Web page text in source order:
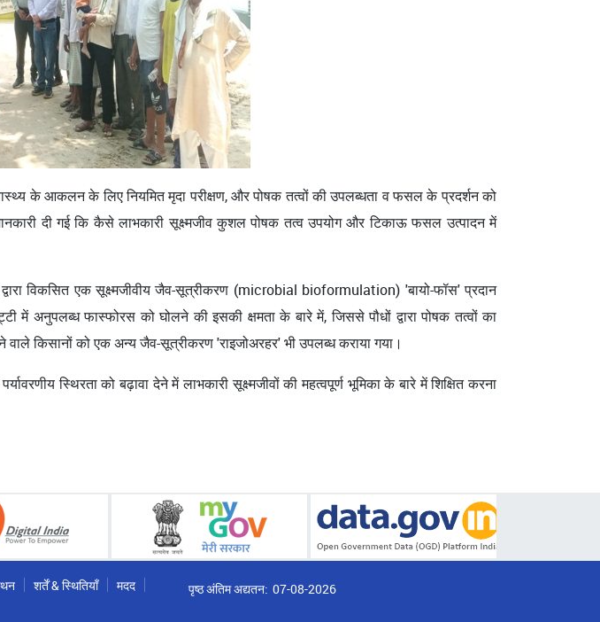
के आकलन के लिए नियमित मृदा परीक्षण, और पोषक तत्वों की उपलब्धता व फसल के प्रदर्शन को
दी गई कि कैसे लाभकारी सूक्ष्मजीव कुशल पोषक तत्व उपयोग और टिकाऊ फसल उत्पादन में
विकसित एक सूक्ष्मजीवीय जैव-सूत्रीकरण (microbial bioformulation) 'बायो-फॉस' प्रदान
में अनुपलब्ध फास्फोरस को घोलने की इसकी क्षमता के बारे में, जिससे पौधों द्वारा पोषक तत्वों का
किसानों को एक अन्य जैव-सूत्रीकरण 'राइजोअरहर' भी उपलब्ध कराया गया।
स्थिरता को बढ़ावा देने में लाभकारी सूक्ष्मजीवों की महत्वपूर्ण भूमिका के बारे में शिक्षित करना
शर्तें & स्थितियाँ
मदद
पृष्ठ अंतिम अद्यतन: 07-08-2026